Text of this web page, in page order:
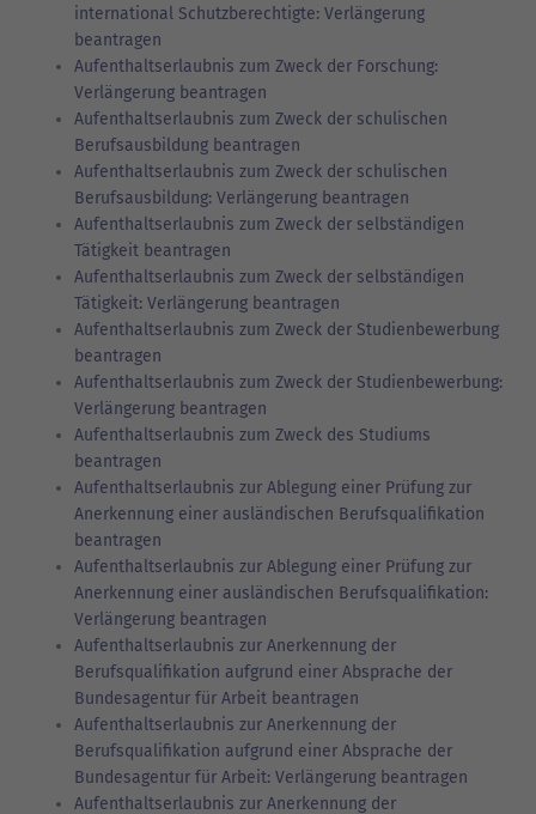
international Schutzberechtigte: Verlängerung
beantragen
Aufenthaltserlaubnis zum Zweck der Forschung:
Verlängerung beantragen
Aufenthaltserlaubnis zum Zweck der schulischen
Berufsausbildung beantragen
Aufenthaltserlaubnis zum Zweck der schulischen
Berufsausbildung: Verlängerung beantragen
Aufenthaltserlaubnis zum Zweck der selbständigen
Tätigkeit beantragen
Aufenthaltserlaubnis zum Zweck der selbständigen
Tätigkeit: Verlängerung beantragen
Aufenthaltserlaubnis zum Zweck der Studienbewerbung
beantragen
Aufenthaltserlaubnis zum Zweck der Studienbewerbung:
Verlängerung beantragen
Aufenthaltserlaubnis zum Zweck des Studiums
beantragen
Aufenthaltserlaubnis zur Ablegung einer Prüfung zur
Anerkennung einer ausländischen Berufsqualifikation
beantragen
Aufenthaltserlaubnis zur Ablegung einer Prüfung zur
Anerkennung einer ausländischen Berufsqualifikation:
Verlängerung beantragen
Aufenthaltserlaubnis zur Anerkennung der
Berufsqualifikation aufgrund einer Absprache der
Bundesagentur für Arbeit beantragen
Aufenthaltserlaubnis zur Anerkennung der
Berufsqualifikation aufgrund einer Absprache der
Bundesagentur für Arbeit: Verlängerung beantragen
Aufenthaltserlaubnis zur Anerkennung der